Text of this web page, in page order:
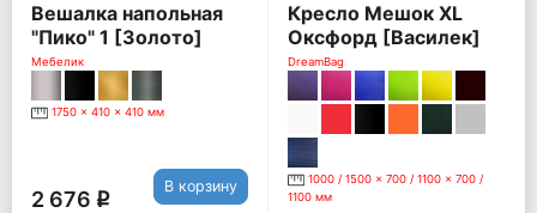
Вешалка напольная
"Пико" 1 [Золото]
Мебелик
1750 x 410 x 410 мм
2 676 q
В корзину
Кресло Мешок XL
Оксфорд [Василек]
DreamBag
1000 / 1500 x 700 / 1100 x 700 /
1100 мм